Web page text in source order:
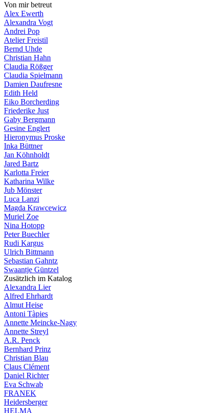
Von mir betreut
Alex Ewerth
Alexandra Vogt
Andrei Pop
Atelier Freistil
Bernd Uhde
Christian Hahn
Claudia Rößger
Claudia Spielmann
Damien Daufresne
Edith Held
Eiko Borcherding
Friederike Just
Gaby Bergmann
Gesine Englert
Hieronymus Proske
Inka Büttner
Jan Köhnholdt
Jared Bartz
Karlotta Freier
Katharina Wilke
Jub Mönster
Luca Lanzi
Magda Krawcewicz
Muriel Zoe
Nina Hotopp
Peter Buechler
Rudi Kargus
Ulrich Bittmann
Sebastian Gahntz
Swaantje Güntzel
Zusätzlich im Katalog
Alexandra Lier
Alfred Ehrhardt
Almut Heise
Antoni Tàpies
Annette Meincke-Nagy
Annette Streyl
A.R. Penck
Bernhard Prinz
Christian Blau
Claus Clément
Daniel Richter
Eva Schwab
FRANEK
Heidersberger
HELMA